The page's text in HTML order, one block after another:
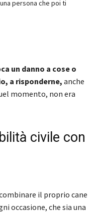
persona che poi ti
un danno a cose o
a risponderne, anche
momento, non era
civile con
il proprio cane
occasione, che sia una